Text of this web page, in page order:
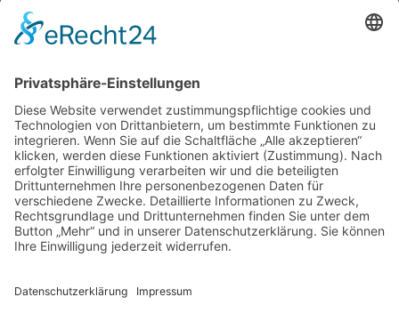
Rock Memories II
Stones Day München
Unerhört
The Lost 80s Tapes
Über uns
Kontakt
Neueste Beiträge
Bewerbt euch für „Hard Rock Rising“!
Act des Monats: MondWild
Münchner Open Air Sommer: Konzerte in der Residenz
Kulturfestival Gräfelfing – 4 Tage Musik & Gemeinschaft